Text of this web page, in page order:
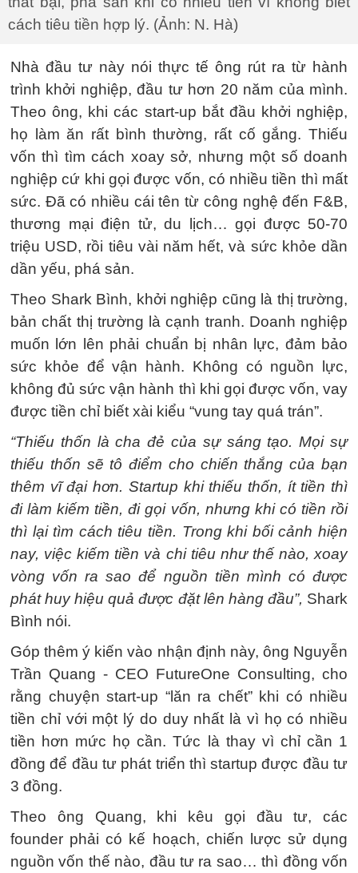
cách tiêu tiền hợp lý. (Ảnh: N. Hà)
Nhà đầu tư này nói thực tế ông rút ra từ hành
trình khởi nghiệp, đầu tư hơn 20 năm của mình.
Theo ông, khi các start-up bắt đầu khởi nghiệp,
họ làm ăn rất bình thường, rất cố gắng. Thiếu
vốn thì tìm cách xoay sở, nhưng một số doanh
nghiệp cứ khi gọi được vốn, có nhiều tiền thì mất
sức. Đã có nhiều cái tên từ công nghệ đến F&B,
thương mại điện tử, du lịch… gọi được 50-70
triệu USD, rồi tiêu vài năm hết, và sức khỏe dần
dần yếu, phá sản.
Theo Shark Bình, khởi nghiệp cũng là thị trường,
bản chất thị trường là cạnh tranh. Doanh nghiệp
muốn lớn lên phải chuẩn bị nhân lực, đảm bảo
sức khỏe để vận hành. Không có nguồn lực,
không đủ sức vận hành thì khi gọi được vốn, vay
được tiền chỉ biết xài kiểu “vung tay quá trán”.
“Thiếu thốn là cha đẻ của sự sáng tạo. Mọi sự
thiếu thốn sẽ tô điểm cho chiến thắng của bạn
thêm vĩ đại hơn. Startup khi thiếu thốn, ít tiền thì
đi làm kiếm tiền, đi gọi vốn, nhưng khi có tiền rồi
thì lại tìm cách tiêu tiền. Trong khi bối cảnh hiện
nay, việc kiếm tiền và chi tiêu như thế nào, xoay
vòng vốn ra sao để nguồn tiền mình có được
phát huy hiệu quả được đặt lên hàng đầu”, Shark
Bình nói.
Góp thêm ý kiến vào nhận định này, ông Nguyễn
Trần Quang - CEO FutureOne Consulting, cho
rằng chuyện start-up “lăn ra chết” khi có nhiều
tiền chỉ với một lý do duy nhất là vì họ có nhiều
tiền hơn mức họ cần. Tức là thay vì chỉ cần 1
đồng để đầu tư phát triển thì startup được đầu tư
3 đồng.
Theo ông Quang, khi kêu gọi đầu tư, các
founder phải có kế hoạch, chiến lược sử dụng
nguồn vốn thế nào, đầu tư ra sao… thì đồng vốn